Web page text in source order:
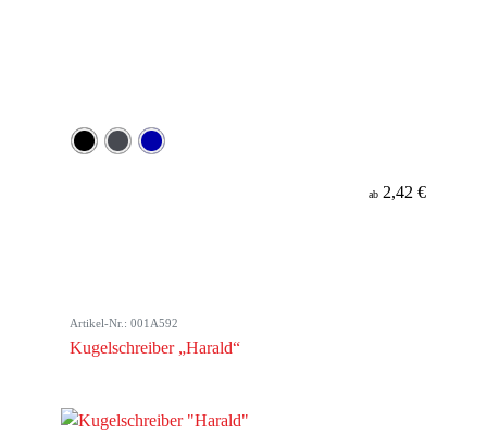
ab 2,42 €
Artikel-Nr.: 001A592
Kugelschreiber „Harald“